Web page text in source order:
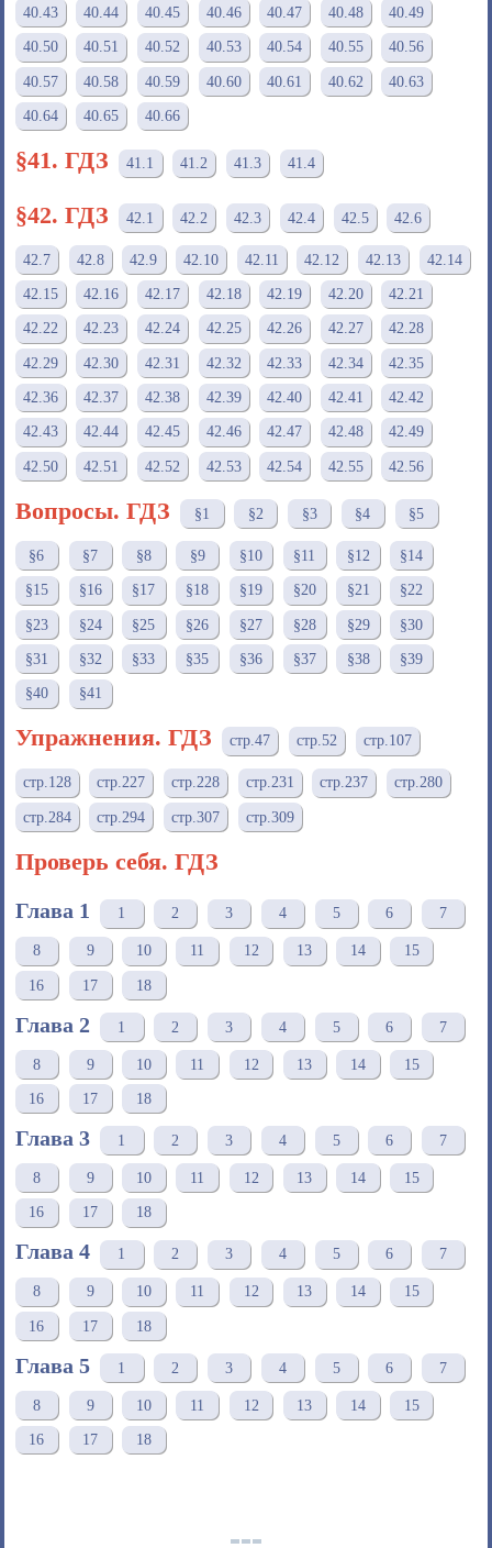
40.43 40.44 40.45 40.46 40.47 40.48 40.49
40.50 40.51 40.52 40.53 40.54 40.55 40.56
40.57 40.58 40.59 40.60 40.61 40.62 40.63
40.64 40.65 40.66
§41. ГДЗ 41.1 41.2 41.3 41.4
§42. ГДЗ 42.1 42.2 42.3 42.4 42.5 42.6
42.7 42.8 42.9 42.10 42.11 42.12 42.13 42.14
42.15 42.16 42.17 42.18 42.19 42.20 42.21
42.22 42.23 42.24 42.25 42.26 42.27 42.28
42.29 42.30 42.31 42.32 42.33 42.34 42.35
42.36 42.37 42.38 42.39 42.40 42.41 42.42
42.43 42.44 42.45 42.46 42.47 42.48 42.49
42.50 42.51 42.52 42.53 42.54 42.55 42.56
Вопросы. ГДЗ §1 §2 §3 §4 §5
§6 §7 §8 §9 §10 §11 §12 §14
§15 §16 §17 §18 §19 §20 §21 §22
§23 §24 §25 §26 §27 §28 §29 §30
§31 §32 §33 §35 §36 §37 §38 §39
§40 §41
Упражнения. ГДЗ стр.47 стр.52 стр.107
стр.128 стр.227 стр.228 стр.231 стр.237 стр.280
стр.284 стр.294 стр.307 стр.309
Проверь себя. ГДЗ
Глава 1 1 2 3 4 5 6 7
8 9 10 11 12 13 14 15
16 17 18
Глава 2 1 2 3 4 5 6 7
8 9 10 11 12 13 14 15
16 17 18
Глава 3 1 2 3 4 5 6 7
8 9 10 11 12 13 14 15
16 17 18
Глава 4 1 2 3 4 5 6 7
8 9 10 11 12 13 14 15
16 17 18
Глава 5 1 2 3 4 5 6 7
8 9 10 11 12 13 14 15
16 17 18